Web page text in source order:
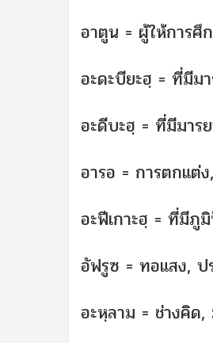
อาตูน = ผู้ให้การ
อะดะบียะฮฺ = ที่มีม
อะดีบะฮฺ = ที่มีมาร
อารอ = การตกแต่
อะฟีเกาะฮฺ = ที่มี
อัฟรูซ = ทอแสง, ป
อะหฺลาม = ช่างคิด